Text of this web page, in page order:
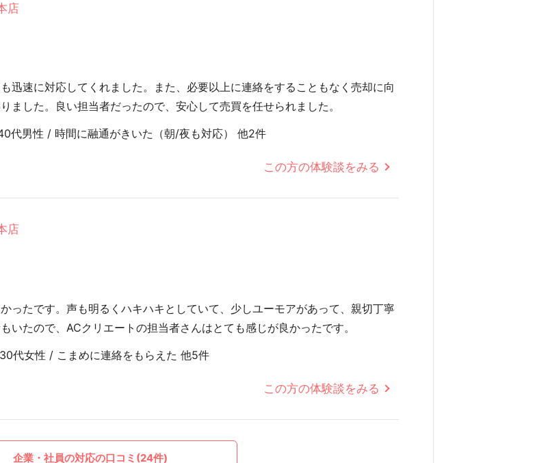
店
迅速に対応してくれました。また、必要以上に連絡をすることもなく売却に向
ました。良い担当者だったので、安心して売買を任せられました。
代男性 / 時間に融通がきいた（朝/夜も対応） 他2件
この方の体験談をみる
店
ったです。声も明るくハキハキとしていて、少しユーモアがあって、親切丁寧
いたので、ACクリエートの担当者さんはとても感じが良かったです。
代女性 / こまめに連絡をもらえた 他5件
この方の体験談をみる
企業・社員の対応の口コミ(24件)